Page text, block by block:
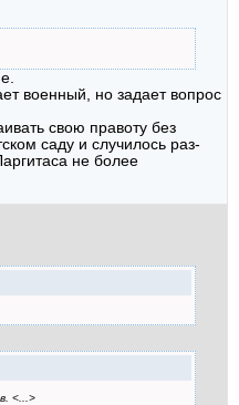
военный, но задает вопрос
свою правоту без
саду и случилось раз-
не более
<...>